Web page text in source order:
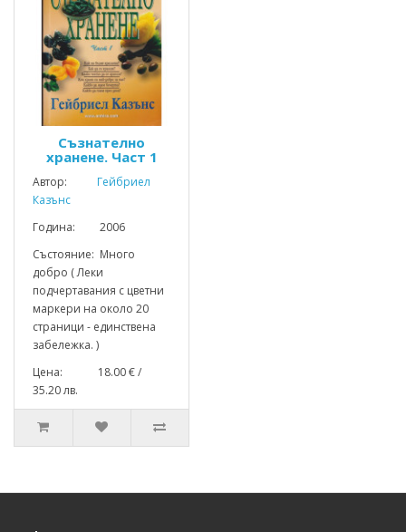
Съзнателно
хранене. Част 1
Автор:
Гейбриел
Казънс
Година: 2006
Състояние: Много
добро ( Леки
подчертавания с цветни
маркери на около 20
страници - единствена
забележка. )
Цена: 18.00 € /
35.20 лв.